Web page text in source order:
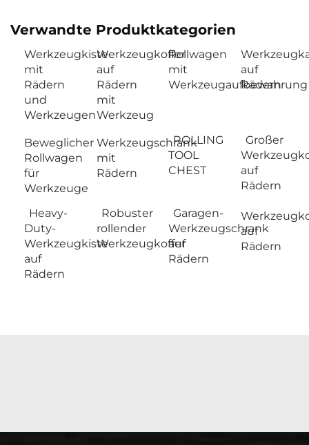
Verwandte Produktkategorien
Werkzeugkiste
mit
Rädern
und
Werkzeugen
Werkzeugkoffer
auf
Rädern
mit
Werkzeug
Rollwagen
mit
Werkzeugaufbewahrung
auf
Rädern
Beweglicher
Rollwagen
für
Werkzeuge
Werkzeugschrank
mit
Rädern
ROLLING
TOOL
CHEST
Großer
auf
Rädern
Heavy-
Duty-
Werkzeugkiste
auf
Rädern
Robuster
rollender
Werkzeugkoffer
Garagen-
Werkzeugschrank
auf
Rädern
auf
Rädern